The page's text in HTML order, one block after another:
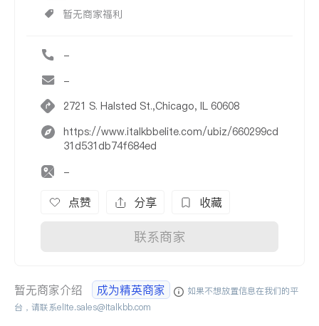
暂无商家福利
-
-
2721 S. Halsted St.,Chicago, IL 60608
https://www.italkbbelite.com/ubiz/660299cd
31d531db74f684ed
-
点赞 分享 收藏
联系商家
暂无商家介绍 成为精英商家
如果不想放置信息在我们的平
台，请联系elite.sales@italkbb.com